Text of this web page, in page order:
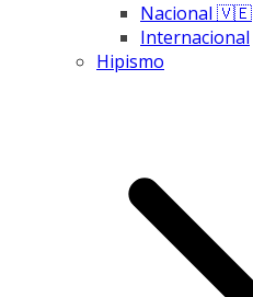
Nacional 🇻🇪
Internacional
Hipismo